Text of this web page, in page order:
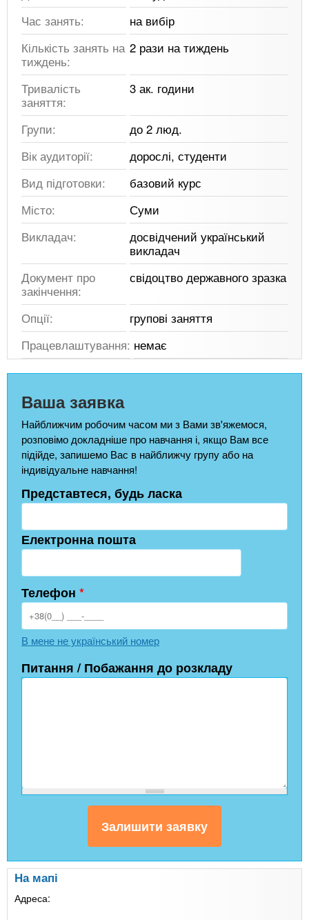
Час занять:
на вибір
Кількість занять на
тиждень:
2 рази на тиждень
Тривалість
заняття:
3 ак. години
Групи:
до 2 люд.
Вік аудиторії:
дорослі, студенти
Вид підготовки:
базовий курс
Місто:
Суми
Викладач:
досвідчений український
викладач
Документ про
закінчення:
свідоцтво державного зразка
Опції:
групові заняття
Працевлаштування: немає
Ваша заявка
Найближчим робочим часом ми з Вами зв'яжемося,
розповімо докладніше про навчання і, якщо Вам все
підійде, запишемо Вас в найближчу групу або на
індивідуальне навчання!
Представтеся, будь ласка
Електронна пошта
Телефон *
В мене не український номер
Питання / Побажання до розкладу
На мапі
Адреса: